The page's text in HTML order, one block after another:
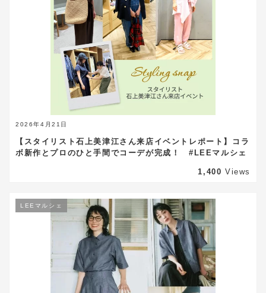
2026年4月21日
【スタイリスト石上美津江さん来店イベントレポート】コラ
ボ新作とプロのひと手間でコーデが完成！ #LEEマルシェ
1,400 Views
LEEマルシェ